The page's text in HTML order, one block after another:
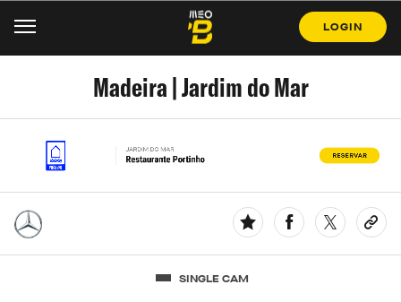
LOGIN
Madeira | Jardim do Mar
SINGLE CAM